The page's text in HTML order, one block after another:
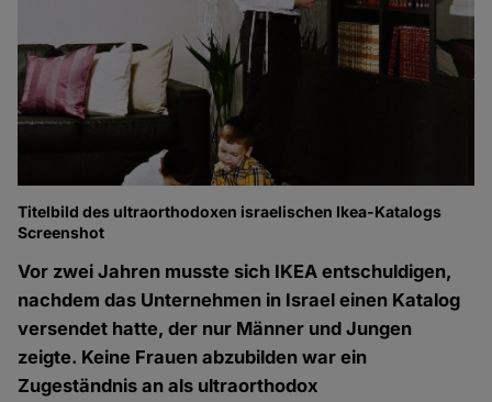
Titelbild des ultraorthodoxen israelischen Ikea-Katalogs
Screenshot
Vor zwei Jahren musste sich IKEA entschuldigen,
nachdem das Unternehmen in Israel einen Katalog
versendet hatte, der nur Männer und Jungen
zeigte. Keine Frauen abzubilden war ein
Zugeständnis an als ultraorthodox